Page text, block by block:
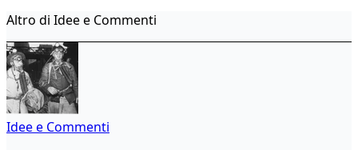
Altro di Idee e Commenti
Idee e Commenti